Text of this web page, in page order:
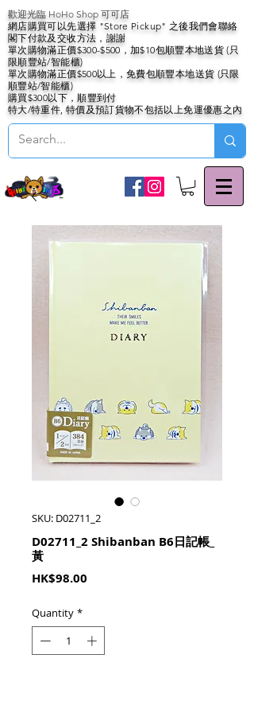
歡迎光臨 HoHo Shop 可可店
網店購買可以先選擇 "Store Pickup" 之後我們會聯絡
閣下付款及交收方法，謝謝
單次購物滿正價$300-$500，加$10包順豐本地送貨 (只
限順豐站/智能櫃)
單次購物滿正價$500以上，免費包順豐本地送貨 (只限
順豐站/智能櫃)
購買$300以下，順豐到付
特大/特重件, 特價及預訂貨物不包括以上免運優惠之內
SKU: D02711_2
D02711_2 Shibanban B6日記帳_
黃
HK$98.00
Quantity *